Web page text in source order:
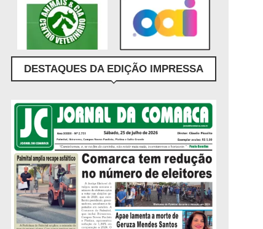
DESTAQUES DA EDIÇÃO IMPRESSA